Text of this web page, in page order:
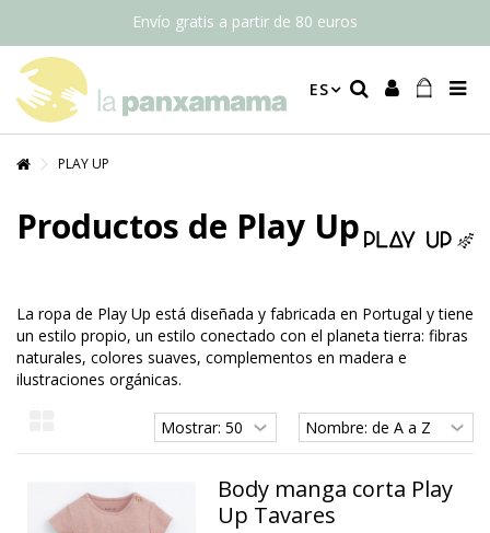
Envío gratis a partir de 80 euros
ES
PLAY UP
Productos de Play Up
La ropa de Play Up está diseñada y fabricada en Portugal y tiene
un estilo propio, un estilo conectado con el planeta tierra: fibras
naturales, colores suaves, complementos en madera e
ilustraciones orgánicas.
Body manga corta Play
Up Tavares